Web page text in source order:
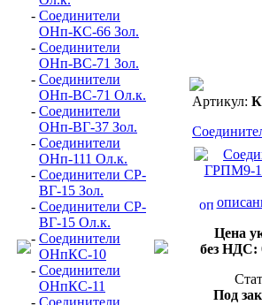
- Соединители
ОНп-КС-66 Зол.
- Соединители
ОНп-ВС-71 Зол.
- Соединители
ОНп-ВС-71 Ол.к.
- Соединители
ОНп-ВГ-37 Зол.
- Соединители
ОНп-111 Ол.к.
- Соединители СР-
ВГ-15 Зол.
- Соединители СР-
ВГ-15 Ол.к.
- Соединители
ОНпКС-10
- Соединители
ОНпКС-11
- Соединители
Артикул:
Цена
без НДС:
Под